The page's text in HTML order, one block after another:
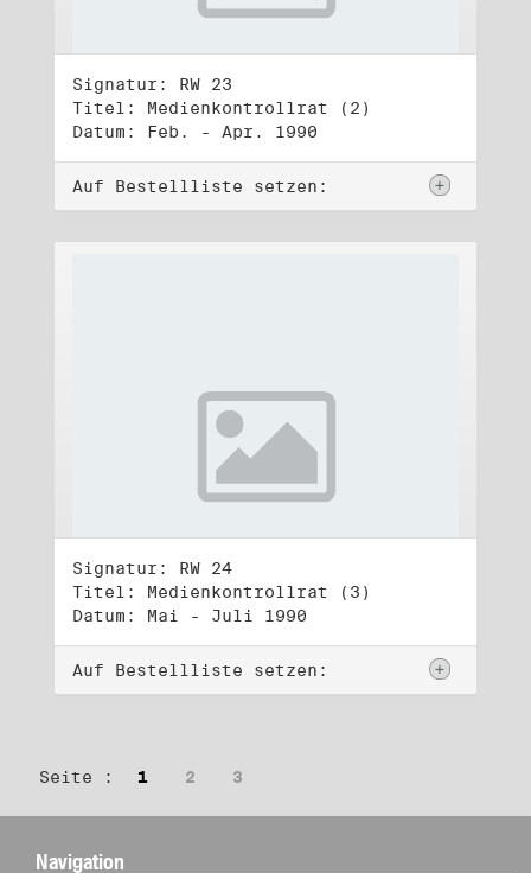
Signatur: RW 23
Titel: Medienkontrollrat (2)
Datum: Feb. - Apr. 1990
Auf Bestellliste setzen:
Signatur: RW 24
Titel: Medienkontrollrat (3)
Datum: Mai - Juli 1990
Auf Bestellliste setzen:
Seite : 1 2 3
Navigation